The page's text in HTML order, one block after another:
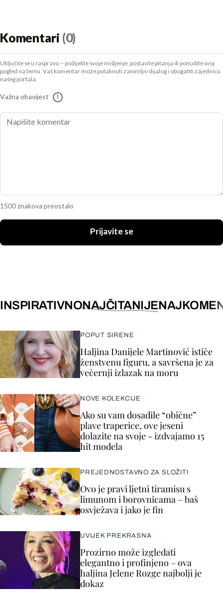
Komentari (0)
Uključite se u raspravu – podijelite svoje mišljenje, postavite pitanja ili ponudite svoj
pogled na temu. Vaš komentar može potaknuti zanimljiv dijalog i obogatiti zajednicu
našeg portala.
Važna obavijest !
1500 znakova preostalo
Prijavite se
INSPIRATIVNONAJČITANIJE
POPUT SIRENE
Haljina Danijele Martinović ističe
ženstvenu figuru, a savršena je za
večernji izlazak na moru
NOVE KOLEKCIJE
Ako su vam dosadile “obične”
plave traperice, ove jeseni
dolazite na svoje - izdvajamo 15
hit modela
PREJEDNOSTAVNO ZA SLOŽITI
Ovo je pravi ljetni tiramisu s
limunom i borovnicama – baš
osvježava i jako je fin
UVIJEK PREKRASNA
Prozirno može izgledati
elegantno i profinjeno – ova
haljina Jelene Rozge najbolji je
dokaz